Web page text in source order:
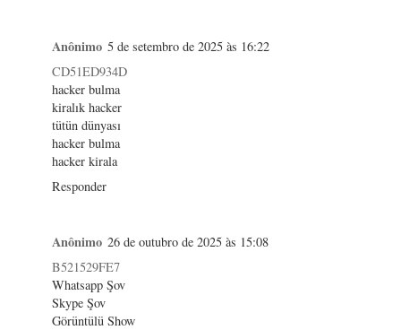
Anônimo 5 de setembro de 2025 às 16:22
CD51ED934D
hacker bulma
kiralık hacker
tütün dünyası
hacker bulma
hacker kirala
Responder
Anônimo 26 de outubro de 2025 às 15:08
B521529FE7
Whatsapp Şov
Skype Şov
Görüntülü Show